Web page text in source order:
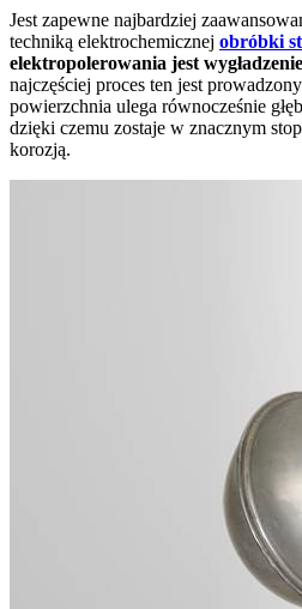
Jest zapewne najbardziej
techniką elektrochemicznej obróbki
elektropolerowania jest
najczęściej proces ten jest
powierzchnia ulega równocześnie
dzięki czemu zostaje w znacznym
korozją.